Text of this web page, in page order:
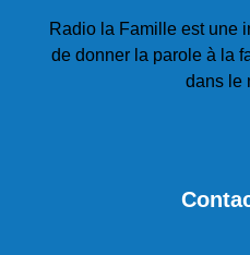
Radio la Famille est une
de donner la parole à la
dans le